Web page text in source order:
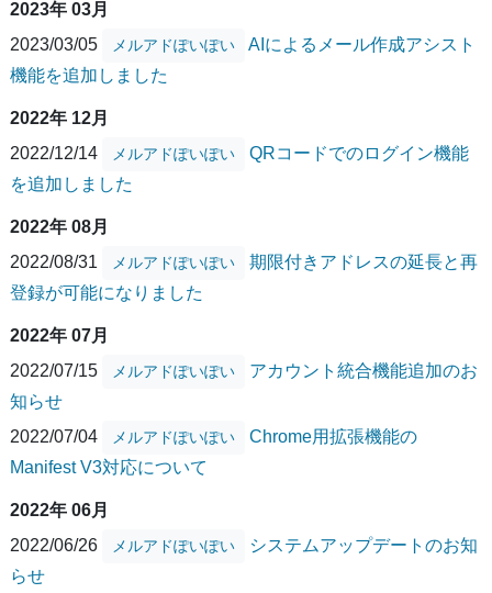
2023年 03月
2023/03/05
メルアドぽいぽい
AIによるメール作成アシスト
機能を追加しました
2022年 12月
2022/12/14
メルアドぽいぽい
QRコードでのログイン機能
を追加しました
2022年 08月
2022/08/31
メルアドぽいぽい
期限付きアドレスの延長と再
登録が可能になりました
2022年 07月
2022/07/15
メルアドぽいぽい
アカウント統合機能追加のお
知らせ
2022/07/04
メルアドぽいぽい
Chrome用拡張機能の
Manifest V3対応について
2022年 06月
2022/06/26
メルアドぽいぽい
システムアップデートのお知
らせ